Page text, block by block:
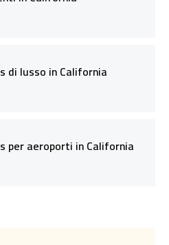
di lusso in California
per aeroporti in California